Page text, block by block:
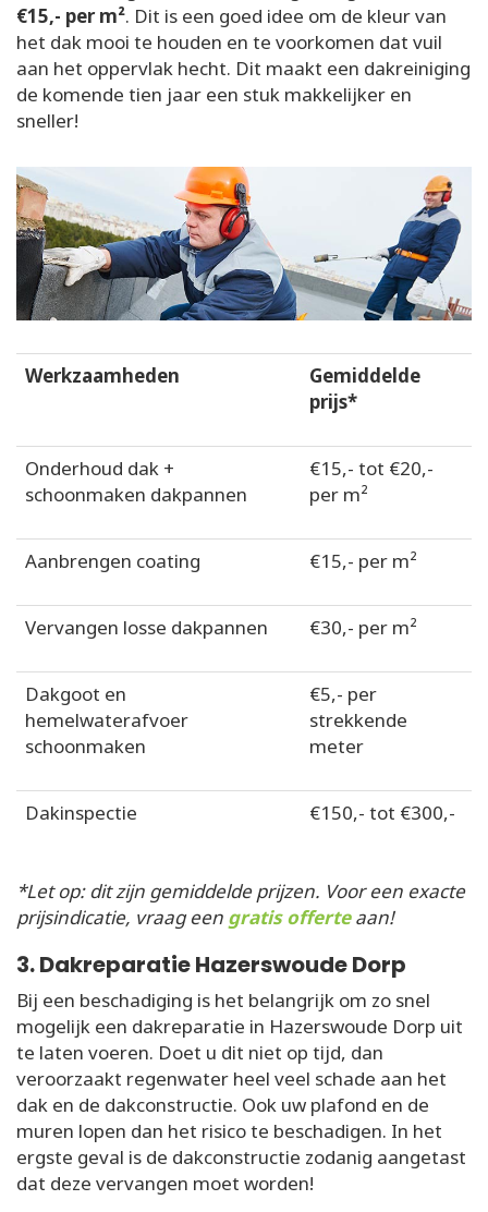
€15,- per m². Dit is een goed idee om de kleur van
het dak mooi te houden en te voorkomen dat vuil
aan het oppervlak hecht. Dit maakt een dakreiniging
de komende tien jaar een stuk makkelijker en
sneller!
Werkzaamheden
Gemiddelde
prijs*
Onderhoud dak +
schoonmaken dakpannen
€15,- tot €20,-
per m²
Aanbrengen coating €15,- per m²
Vervangen losse dakpannen €30,- per m²
Dakgoot en
hemelwaterafvoer
schoonmaken
€5,- per
strekkende
meter
Dakinspectie €150,- tot €300,-
*Let op: dit zijn gemiddelde prijzen. Voor een exacte
prijsindicatie, vraag een gratis offerteaan!
3. Dakreparatie Hazerswoude Dorp
Bij een beschadiging is het belangrijk om zo snel
mogelijk een dakreparatie in Hazerswoude Dorp uit
te laten voeren. Doet u dit niet op tijd, dan
veroorzaakt regenwater heel veel schade aan het
dak en de dakconstructie. Ook uw plafond en de
muren lopen dan het risico te beschadigen. In het
ergste geval is de dakconstructie zodanig aangetast
dat deze vervangen moet worden!